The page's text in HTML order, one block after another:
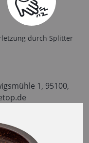
durch Splitter
1, 95100,